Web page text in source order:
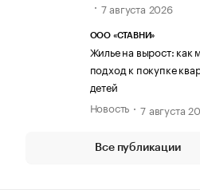
7 августа 2026
ООО «СТАВНИ»
Жилье на вырост: как
подход к покупке
детей
Новость
7 августа
Все публикации